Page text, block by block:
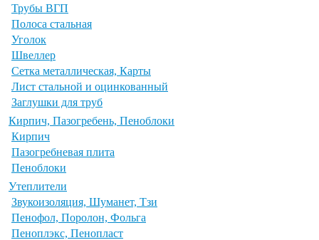
Трубы ВГП
Полоса стальная
Уголок
Швеллер
Сетка металлическая, Карты
Лист стальной и оцинкованный
Заглушки для труб
Кирпич, Пазогребень, Пеноблоки
Кирпич
Пазогребневая плита
Пеноблоки
Утеплители
Звукоизоляция, Шуманет, Тзи
Пенофол, Поролон, Фольга
Пеноплэкс, Пенопласт